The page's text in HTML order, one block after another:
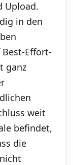
Upload.
in den
Effort-
ganz
weit
befindet,
die